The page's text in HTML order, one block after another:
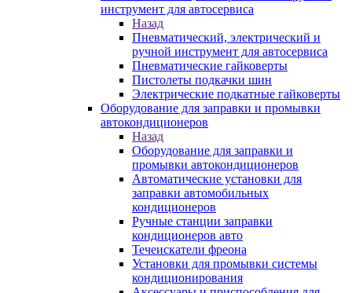
инструмент для автосервиса
Назад
Пневматический, электрический и
ручной инструмент для автосервиса
Пневматические гайковерты
Пистолеты подкачки шин
Электрические подкатные гайковерты
Оборудование для заправки и промывки
автокондиционеров
Назад
Оборудование для заправки и
промывки автокондиционеров
Автоматические установки для
заправки автомобильных
кондиционеров
Ручные станции заправки
кондиционеров авто
Течеискатели фреона
Установки для промывки системы
кондиционирования